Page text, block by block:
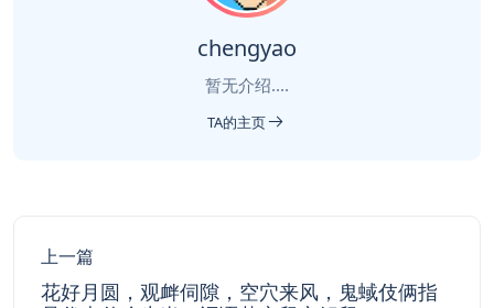
chengyao
暂无介绍....
TA的主页
上一篇
花好月圆，观衅伺隙，空穴来风，鬼蜮伎俩指